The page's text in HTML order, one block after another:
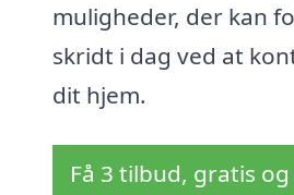
muligheder, der kan
skridt i dag ved at
dit hjem.
Få 3 tilbud, gratis